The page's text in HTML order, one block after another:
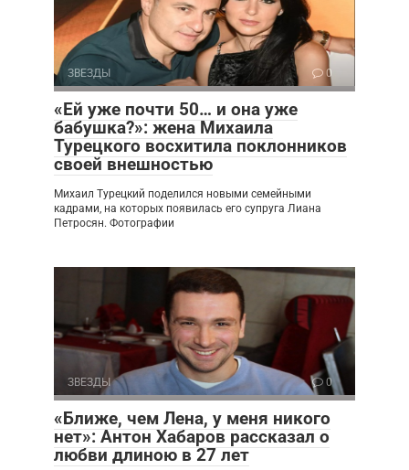
ЗВЕЗДЫ 0
«Ей уже почти 50… и она уже
бабушка?»: жена Михаила
Турецкого восхитила поклонников
своей внешностью
Михаил Турецкий поделился новыми семейными
кадрами, на которых появилась его супруга Лиана
Петросян. Фотографии
ЗВЕЗДЫ 0
«Ближе, чем Лена, у меня никого
нет»: Антон Хабаров рассказал о
любви длиною в 27 лет